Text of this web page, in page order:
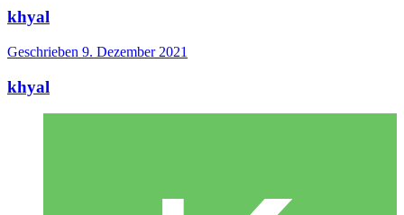
khyal
Geschrieben 9. Dezember 2021
khyal